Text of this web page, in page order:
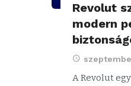
Revolut
modern
A Revolut